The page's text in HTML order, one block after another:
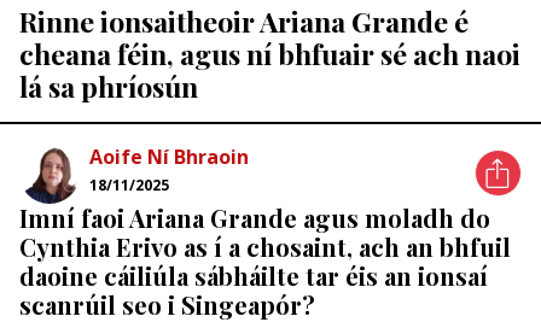
Rinne ionsaitheoir Ariana Grande é
cheana féin, agus ní bhfuair sé ach naoi
lá sa phríosún
Aoife Ní Bhraoin
18/11/2025
Imní faoi Ariana Grande agus moladh do
Cynthia Erivo as í a chosaint, ach an bhfuil
daoine cáiliúla sábháilte tar éis an ionsaí
scanrúil seo i Singeapór?